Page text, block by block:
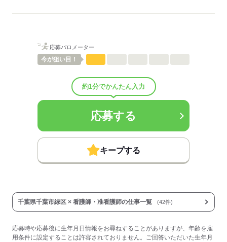
資格手当：60円～120円
■受動喫煙防止措置：
応募する
応募バロメーター
今が狙い目！
約1分でかんたん入力
応募する
キープする
千葉県千葉市緑区 × 看護師・准看護師の仕事一覧 (42件)
応募時や応募後に生年月日情報をお尋ねすることがありますが、年齢を雇
用条件に設定することは許容されておりません。ご回答いただいた生年月